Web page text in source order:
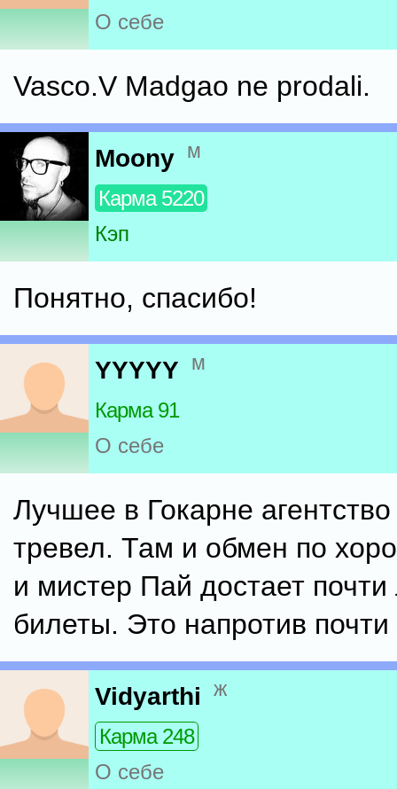
О себе
Vasco.V Madgao ne prodali.
Moony м
Карма 5220
Кэп
Понятно, спасибо!
YYYYY м
Карма 91
О себе
Лучшее в Гокарне
тревел. Там и обмен по
и мистер Пай достает
билеты. Это напротив почти
Vidyarthi ж
Карма 248
О себе